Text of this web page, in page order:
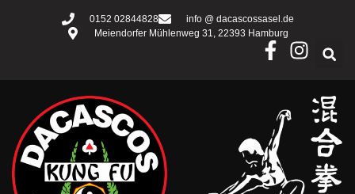
0152 02844828
info @ dacascossasel.de
Meiendorfer Mühlenweg 31, 22393 Hamburg